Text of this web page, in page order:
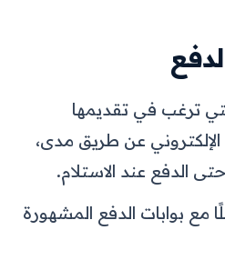
ترغب في تقديمها
عن طريق مدى،
الدفع عند الاستلام.
مع بوابات الدفع المشهورة